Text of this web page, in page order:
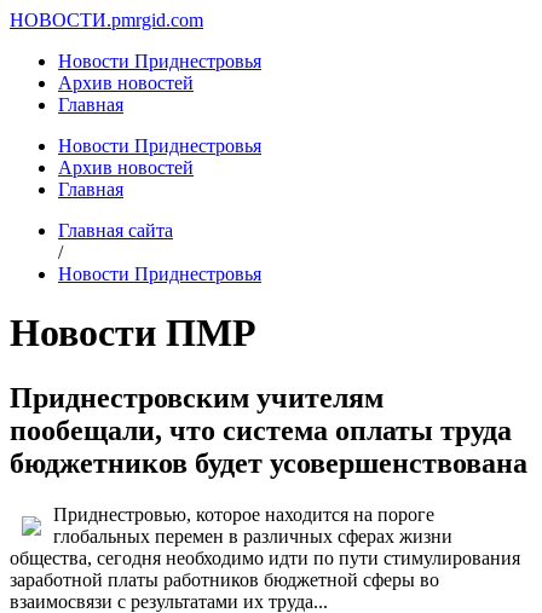
НОВОСТИ.pmrgid.com
Новости Приднестровья
Архив новостей
Главная
Новости Приднестровья
Архив новостей
Главная
Главная сайта
/
Новости Приднестровья
Новости ПМР
Приднестровским учителям
пообещали, что система оплаты труда
бюджетников будет усовершенствована
Приднестровью, которое находится на пороге
глобальных перемен в различных сферах жизни
общества, сегодня необходимо идти по пути стимулирования
заработной платы работников бюджетной сферы во
взаимосвязи с результатами их труда...